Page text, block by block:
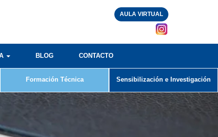
AULA VIRTUAL
BLOG CONTACTO
Formación Técnica Sensibilización e Investigación